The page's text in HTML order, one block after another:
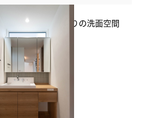
のタイルがこだわりの洗面空間